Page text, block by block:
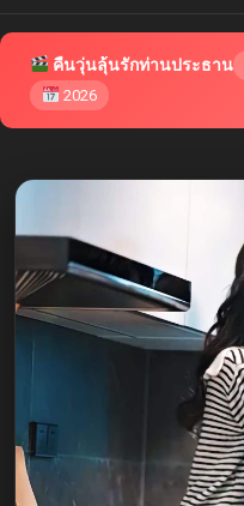
คืนวุ่นลุ้นรักท่านประธาน
2026